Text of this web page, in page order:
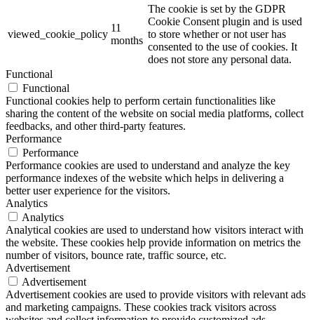
viewed_cookie_policy
11
months
The cookie is set by the GDPR
Cookie Consent plugin and is used
to store whether or not user has
consented to the use of cookies. It
does not store any personal data.
Functional
Functional
Functional cookies help to perform certain functionalities like
sharing the content of the website on social media platforms, collect
feedbacks, and other third-party features.
Performance
Performance
Performance cookies are used to understand and analyze the key
performance indexes of the website which helps in delivering a
better user experience for the visitors.
Analytics
Analytics
Analytical cookies are used to understand how visitors interact with
the website. These cookies help provide information on metrics the
number of visitors, bounce rate, traffic source, etc.
Advertisement
Advertisement
Advertisement cookies are used to provide visitors with relevant ads
and marketing campaigns. These cookies track visitors across